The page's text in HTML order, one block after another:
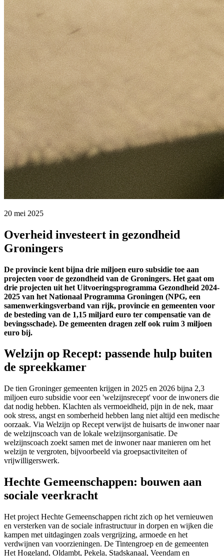
20 mei 2025
Overheid investeert in gezondheid
Groningers
De provincie kent bijna drie miljoen euro subsidie toe aan
projecten voor de gezondheid van de Groningers. Het gaat om
drie projecten uit het Uitvoeringsprogramma Gezondheid 2024-
2025 van het Nationaal Programma Groningen (NPG, een
samenwerkingsverband van rijk, provincie en gemeenten voor
de besteding van de 1,15 miljard euro ter compensatie van de
bevingsschade). De gemeenten dragen zelf ook ruim 3 miljoen
euro bij.
Welzijn op Recept: passende hulp buiten
de spreekkamer
De tien Groninger gemeenten krijgen in 2025 en 2026 bijna 2,3
miljoen euro subsidie voor een 'welzijnsrecept' voor de inwoners die
dat nodig hebben. Klachten als vermoeidheid, pijn in de nek, maar
ook stress, angst en somberheid hebben lang niet altijd een medische
oorzaak. Via Welzijn op Recept verwijst de huisarts de inwoner naar
de welzijnscoach van de lokale welzijnsorganisatie. De
welzijnscoach zoekt samen met de inwoner naar manieren om het
welzijn te vergroten, bijvoorbeeld via groepsactiviteiten of
vrijwilligerswerk.
Hechte Gemeenschappen: bouwen aan
sociale veerkracht
Het project Hechte Gemeenschappen richt zich op het vernieuwen
en versterken van de sociale infrastructuur in dorpen en wijken die
kampen met uitdagingen zoals vergrijzing, armoede en het
verdwijnen van voorzieningen. De Tintengroep en de gemeenten
Het Hogeland, Oldambt, Pekela, Stadskanaal, Veendam en